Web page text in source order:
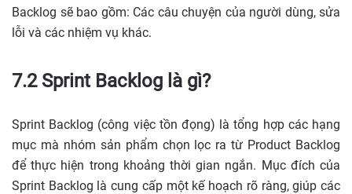
Backlog sẽ bao gồm: Các câu chuyện của người dùng, sửa
lỗi và các nhiệm vụ khác.
7.2 Sprint Backlog là gì?
Sprint Backlog (công việc tồn đọng) là tổng hợp các hạng
mục mà nhóm sản phẩm chọn lọc ra từ Product Backlog
để thực hiện trong khoảng thời gian ngắn. Mục đích của
Sprint Backlog là cung cấp một kế hoạch rõ ràng, giúp các